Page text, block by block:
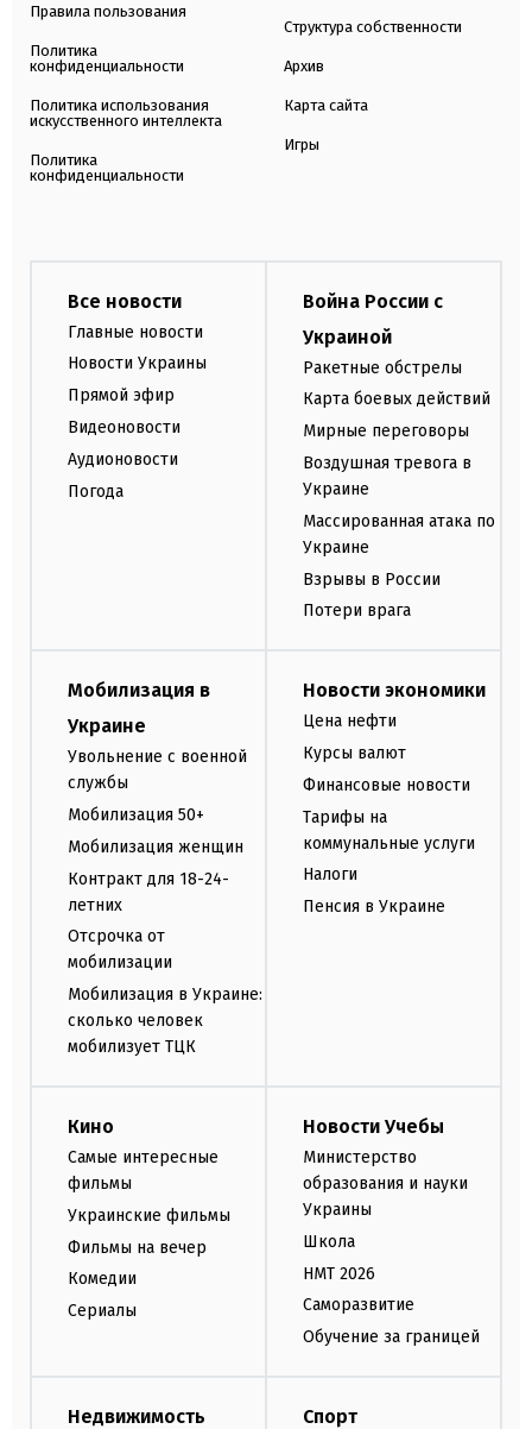
Правила пользования
Политика
конфиденциальности
Политика использования
искусственного интеллекта
Политика
конфиденциальности
Структура собственности
Архив
Карта сайта
Игры
Все новости
Главные новости
Новости Украины
Прямой эфир
Видеоновости
Аудионовости
Погода
Война России с
Украиной
Ракетные обстрелы
Карта боевых действий
Мирные переговоры
Воздушная тревога в
Украине
Массированная атака по
Украине
Взрывы в России
Потери врага
Мобилизация в
Украине
Увольнение с военной
службы
Мобилизация 50+
Мобилизация женщин
Контракт для 18-24-
летних
Отсрочка от
мобилизации
Мобилизация в Украине:
сколько человек
мобилизует ТЦК
Новости экономики
Цена нефти
Курсы валют
Финансовые новости
Тарифы на
коммунальные услуги
Налоги
Пенсия в Украине
Кино
Самые интересные
фильмы
Украинские фильмы
Фильмы на вечер
Комедии
Сериалы
Новости Учебы
Министерство
образования и науки
Украины
Школа
НМТ 2026
Саморазвитие
Обучение за границей
Недвижимость Спорт